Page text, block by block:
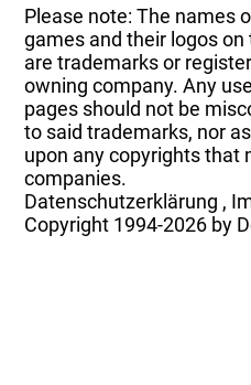
Please note: The names
games and their logos
are trademarks or
owning company. Any
pages should not be
to said trademarks, nor
upon any copyrights that
companies.
Datenschutzerklärung ,
Copyright 1994-2026 by